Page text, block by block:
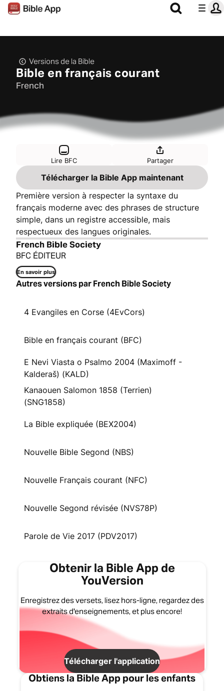
Versions de la Bible
Bible en français courant
French
Lire BFC Partager
Télécharger la Bible App maintenant
Première version à respecter la syntaxe du
français moderne avec des phrases de structure
simple, dans un registre accessible, mais
respectueux des langues originales.
French Bible Society
BFC ÉDITEUR
En savoir plus
Autres versions par French Bible Society
4 Evangiles en Corse (4EvCors)
Bible en français courant (BFC)
E Nevi Viasta o Psalmo 2004 (Maximoff -
Kalderaš) (KALD)
Kanaouen Salomon 1858 (Terrien)
(SNG1858)
La Bible expliquée (BEX2004)
Nouvelle Bible Segond (NBS)
Nouvelle Français courant (NFC)
Nouvelle Segond révisée (NVS78P)
Parole de Vie 2017 (PDV2017)
Obtenir la Bible App de
YouVersion
Enregistrez des versets, lisez hors-ligne, regardez des
extraits d'enseignements, et plus encore!
Télécharger l'application
Obtiens la Bible App pour les enfants